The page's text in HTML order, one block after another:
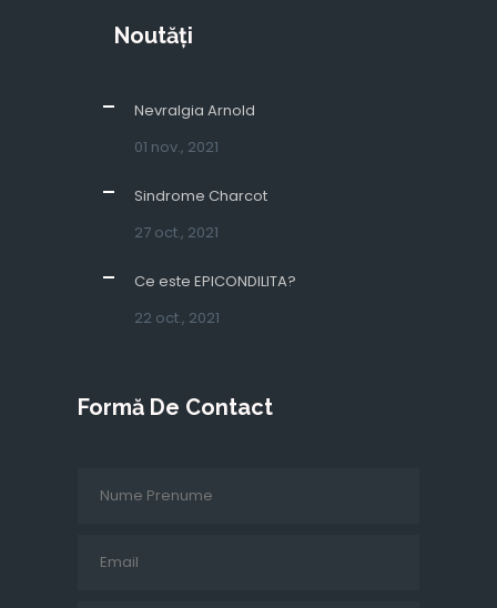
Noutăți
Nevralgia Arnold
01 nov., 2021
Sindrome Charcot
27 oct., 2021
Ce este EPICONDILITA?
22 oct., 2021
Formă De Contact